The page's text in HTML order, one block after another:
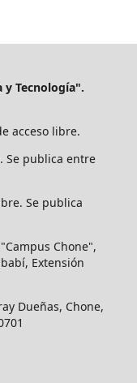
y Tecnología".
acceso libre.
Se publica entre
Se publica
Chone",
Extensión
Dueñas, Chone,